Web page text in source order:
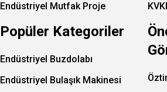
Endüstriyel Mutfak Proje
Popüler Kategoriler
Endüstriyel Buzdolabı
Endüstriyel Bulaşık Makinesi